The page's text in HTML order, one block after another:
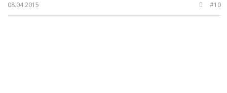
08.04.2015 #10